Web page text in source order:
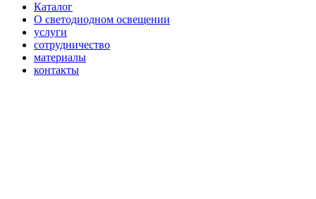
Каталог
О светодиодном освещении
услуги
сотрудничество
материалы
контакты